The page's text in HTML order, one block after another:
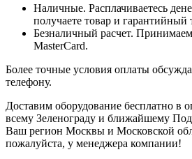
Наличные. Расплачиваетесь
получаете товар и гарантийный
Безналичный расчет.
MasterCard.
Более точные условия оплаты
телефону.
Доставим оборудование бесплатно в
всему Зеленограду и ближайшему
Ваш регион Москвы и Московской
пожалуйста, у менеджера компании!